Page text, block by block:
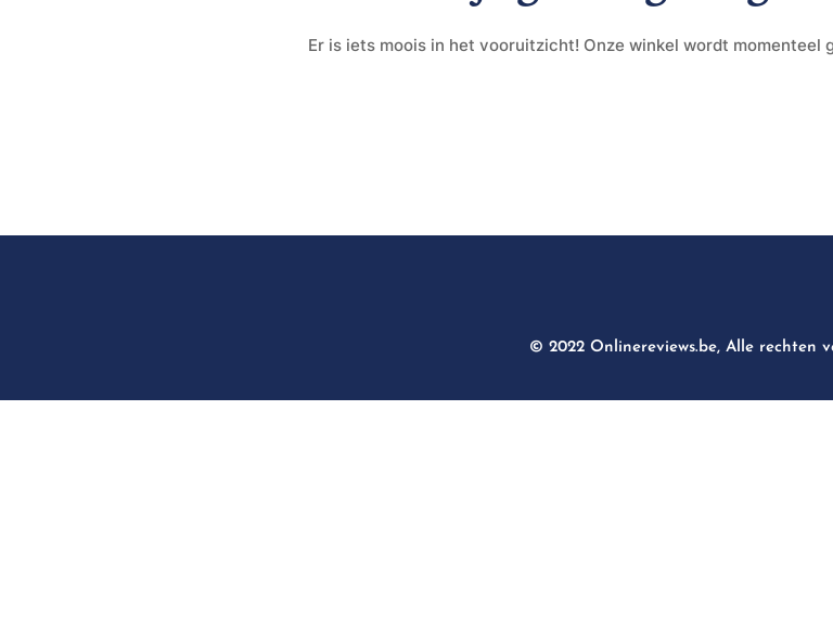
Er is iets moois in het vooruitzicht! Onze winkel wordt momenteel
© 2022 Onlinereviews.be, Alle rechten